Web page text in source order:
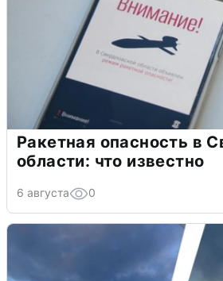
Ракетная опасность в
области: что известно
6 августа 0